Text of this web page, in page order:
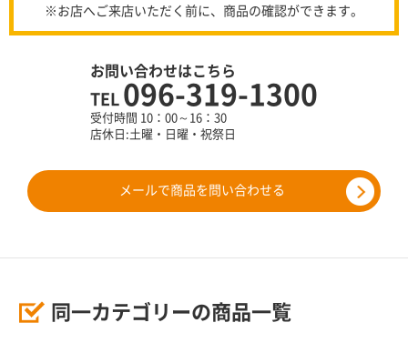
※お店へご来店いただく前に、商品の確認ができます。
お問い合わせはこちら
TEL 096-319-1300
受付時間 10：00～16：30
店休日:土曜・日曜・祝祭日
メールで商品を問い合わせる
同一カテゴリーの商品一覧